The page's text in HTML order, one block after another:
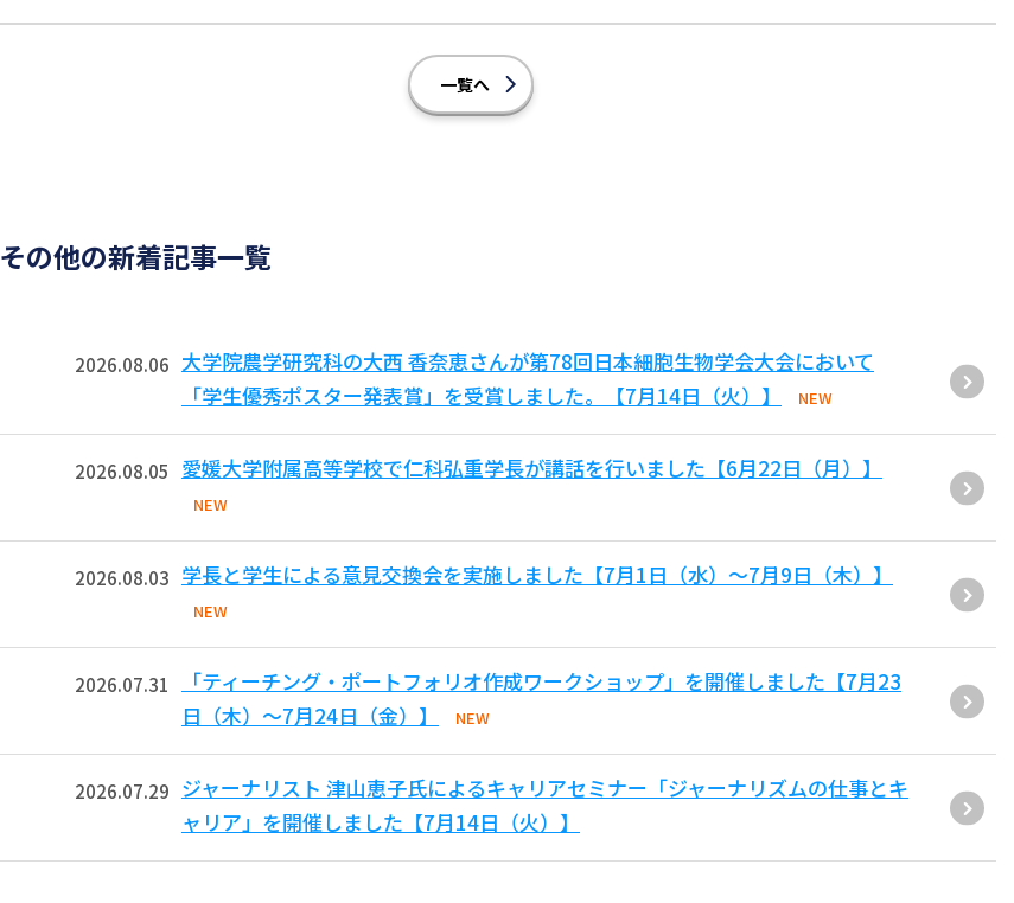
一覧へ
その他の新着記事一覧
2026.08.06 大学院農学研究科の大西 香奈恵さんが第78回日本細胞生物学会大会において
「学生優秀ポスター発表賞」を受賞しました。【7月14日（火）】
NEW
2026.08.05 愛媛大学附属高等学校で仁科弘重学長が講話を行いました【6月22日（月）】
NEW
2026.08.03 学長と学生による意見交換会を実施しました【7月1日（水）～7月9日（木）】
NEW
2026.07.31
「ティーチング・ポートフォリオ作成ワークショップ」を開催しました【7月23
日（木）～7月24日（金）】
NEW
2026.07.29 ジャーナリスト 津山恵子氏によるキャリアセミナー「ジャーナリズムの仕事とキ
ャリア」を開催しました【7月14日（火）】